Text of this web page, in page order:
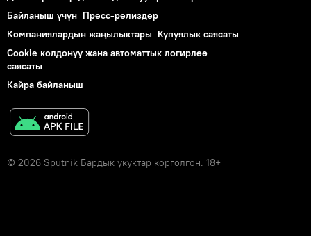
Байланыш үчүн Пресс-релиздер
Компаниялардын жаңылыктары Купуялык саясаты
Cookie колдонуу жана автоматтык логирлөө
саясаты
Кайра байланыш
© 2026 Sputnik Бардык укуктар корголгон. 18+